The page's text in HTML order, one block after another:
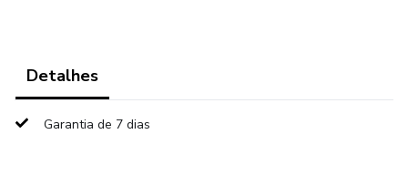
Detalhes
Garantia de 7 dias